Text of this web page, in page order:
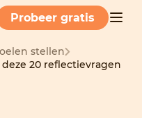
Probeer gratis
stellen
20 reflectievragen